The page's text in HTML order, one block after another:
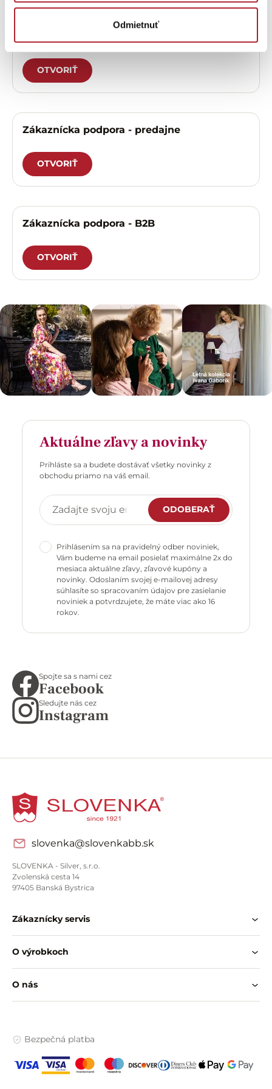
Odmietnuť
OTVORIŤ
Zákaznícka podpora - predajne
OTVORIŤ
Zákaznícka podpora - B2B
OTVORIŤ
Aktuálne zľavy a novinky
Prihláste sa a budete dostávať všetky novinky z
obchodu priamo na váš email.
ODOBERAŤ
Prihlásením sa na pravidelný odber noviniek,
Vám budeme na email posielať maximálne 2x do
mesiaca aktuálne zľavy, zľavové kupóny a
novinky. Odoslaním svojej e-mailovej adresy
súhlasíte so spracovaním údajov pre zasielanie
noviniek a potvrdzujete, že máte viac ako 16
rokov.
Spojte sa s nami cez
Facebook
Sledujte nás cez
Instagram
slovenka@slovenkabb.sk
SLOVENKA - Silver, s.r.o.
Zvolenská cesta 14
97405 Banská Bystrica
Zákaznícky servis
O výrobkoch
O nás
Bezpečná platba